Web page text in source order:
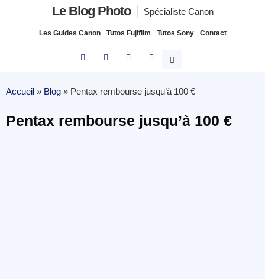
Le Blog Photo Spécialiste Canon
Les Guides Canon Tutos Fujifilm Tutos Sony Contact
Accueil » Blog » Pentax rembourse jusqu’à 100 €
Pentax rembourse jusqu’à 100 €